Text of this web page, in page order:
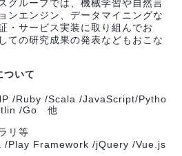
グループでは、機械学習や自然言
ンエンジン、データマイニングな
・サービス実装に取り組んでお
ての研究成果の発表などもおこな
ついて
/Ruby /Scala /JavaScript/Pytho
/Go 他
リ等
Play Framework /jQuery /Vue.js